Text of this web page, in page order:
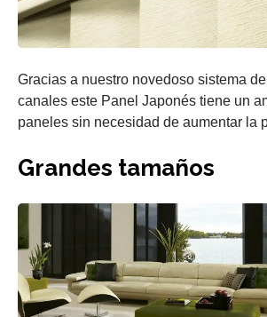
Gracias a nuestro novedoso sistema
canales este Panel Japonés tiene un
paneles sin necesidad de aumentar la
Grandes tamaños